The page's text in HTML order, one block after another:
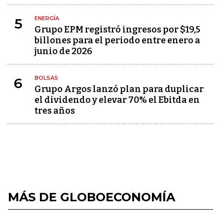
5 ENERGÍA
Grupo EPM registró ingresos por $19,5
billones para el periodo entre enero a
junio de 2026
6 BOLSAS
Grupo Argos lanzó plan para duplicar
el dividendo y elevar 70% el Ebitda en
tres años
MÁS DE GLOBOECONOMÍA